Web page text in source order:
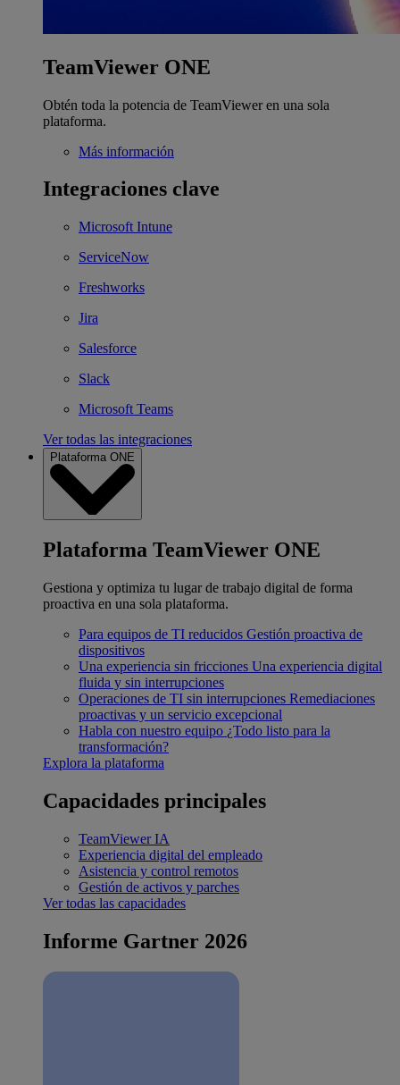
TeamViewer ONE
Obtén toda la potencia de TeamViewer en una sola
plataforma.
Más información
Integraciones clave
Microsoft Intune
ServiceNow
Freshworks
Jira
Salesforce
Slack
Microsoft Teams
Ver todas las integraciones
Plataforma ONE
Plataforma TeamViewer ONE
Gestiona y optimiza tu lugar de trabajo digital de forma
proactiva en una sola plataforma.
Para equipos de TI reducidos Gestión proactiva de
dispositivos
Una experiencia sin fricciones Una experiencia digital
fluida y sin interrupciones
Operaciones de TI sin interrupciones Remediaciones
proactivas y un servicio excepcional
Habla con nuestro equipo ¿Todo listo para la
transformación?
Explora la plataforma
Capacidades principales
TeamViewer IA
Experiencia digital del empleado
Asistencia y control remotos
Gestión de activos y parches
Ver todas las capacidades
Informe Gartner 2026